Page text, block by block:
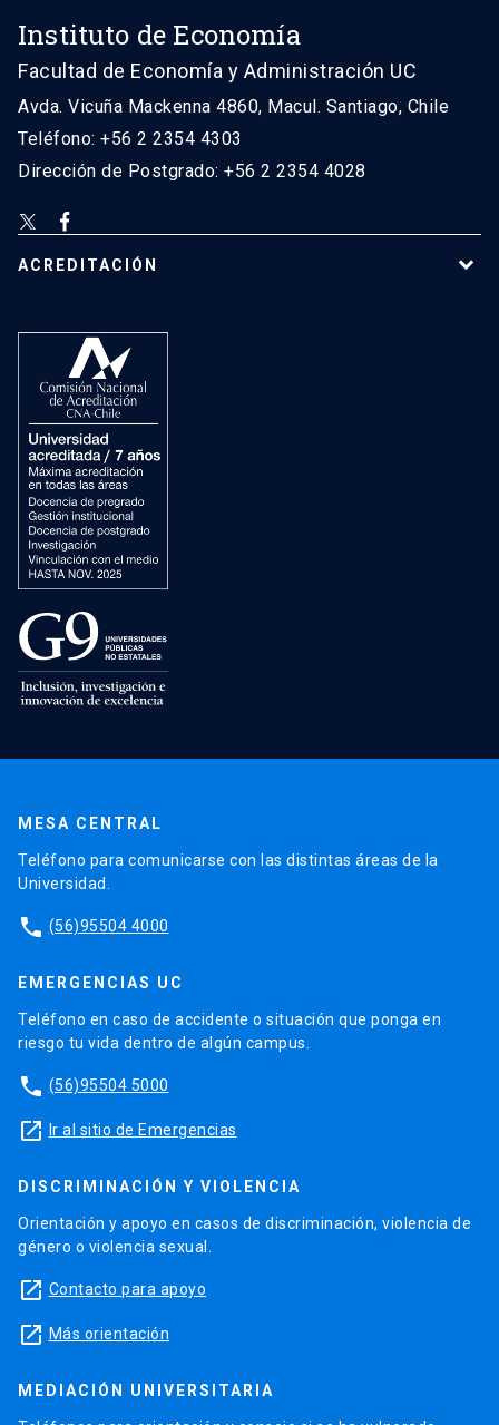
Instituto de Economía
Facultad de Economía y Administración UC
Avda. Vicuña Mackenna 4860, Macul. Santiago, Chile
Teléfono: +56 2 2354 4303
Dirección de Postgrado: +56 2 2354 4028
ACREDITACIÓN
MESA CENTRAL
Teléfono para comunicarse con las distintas áreas de la
Universidad.
phone (56)95504 4000
EMERGENCIAS UC
Teléfono en caso de accidente o situación que ponga en
riesgo tu vida dentro de algún campus.
phone (56)95504 5000
launch Ir al sitio de Emergencias
DISCRIMINACIÓN Y VIOLENCIA
Orientación y apoyo en casos de discriminación, violencia de
género o violencia sexual.
launch Contacto para apoyo
launch Más orientación
MEDIACIÓN UNIVERSITARIA